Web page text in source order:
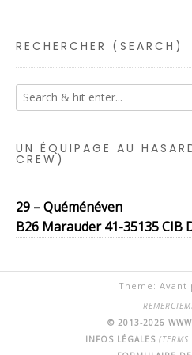
RECHERCHER (SEARCH)
UN ÉQUIPAGE AU
CREW)
29 – Quéménéven
B26 Marauder 41-35135
Theme: Avant
© 2013-2026
INFOS LÉGALES